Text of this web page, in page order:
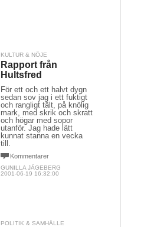
KULTUR & NÖJE
Rapport från
Hultsfred
För ett och ett halvt dygn
sedan sov jag i ett fuktigt
och rangligt tält, på knölig
mark, med skrik och skratt
och högar med sopor
utanför. Jag hade lätt
kunnat stanna en vecka
till.
Kommentarer
GUNILLA JÄGEBERG
2001-06-19 16:32:00
POLITIK & SAMHÄLLE